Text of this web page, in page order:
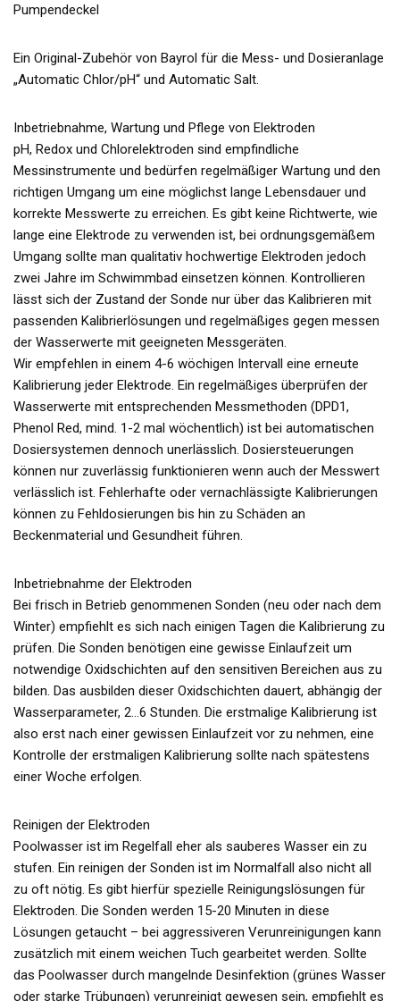
Pumpendeckel
Ein Original-Zubehör von Bayrol für die Mess- und Dosieranlage
„Automatic Chlor/pH“ und Automatic Salt.
Inbetriebnahme, Wartung und Pflege von Elektroden
pH, Redox und Chlorelektroden sind empfindliche
Messinstrumente und bedürfen regelmäßiger Wartung und den
richtigen Umgang um eine möglichst lange Lebensdauer und
korrekte Messwerte zu erreichen. Es gibt keine Richtwerte, wie
lange eine Elektrode zu verwenden ist, bei ordnungsgemäßem
Umgang sollte man qualitativ hochwertige Elektroden jedoch
zwei Jahre im Schwimmbad einsetzen können. Kontrollieren
lässt sich der Zustand der Sonde nur über das Kalibrieren mit
passenden Kalibrierlösungen und regelmäßiges gegen messen
der Wasserwerte mit geeigneten Messgeräten.
Wir empfehlen in einem 4-6 wöchigen Intervall eine erneute
Kalibrierung jeder Elektrode. Ein regelmäßiges überprüfen der
Wasserwerte mit entsprechenden Messmethoden (DPD1,
Phenol Red, mind. 1-2 mal wöchentlich) ist bei automatischen
Dosiersystemen dennoch unerlässlich. Dosiersteuerungen
können nur zuverlässig funktionieren wenn auch der Messwert
verlässlich ist. Fehlerhafte oder vernachlässigte Kalibrierungen
können zu Fehldosierungen bis hin zu Schäden an
Beckenmaterial und Gesundheit führen.
Inbetriebnahme der Elektroden
Bei frisch in Betrieb genommenen Sonden (neu oder nach dem
Winter) empfiehlt es sich nach einigen Tagen die Kalibrierung zu
prüfen. Die Sonden benötigen eine gewisse Einlaufzeit um
notwendige Oxidschichten auf den sensitiven Bereichen aus zu
bilden. Das ausbilden dieser Oxidschichten dauert, abhängig der
Wasserparameter, 2…6 Stunden. Die erstmalige Kalibrierung ist
also erst nach einer gewissen Einlaufzeit vor zu nehmen, eine
Kontrolle der erstmaligen Kalibrierung sollte nach spätestens
einer Woche erfolgen.
Reinigen der Elektroden
Poolwasser ist im Regelfall eher als sauberes Wasser ein zu
stufen. Ein reinigen der Sonden ist im Normalfall also nicht all
zu oft nötig. Es gibt hierfür spezielle Reinigungslösungen für
Elektroden. Die Sonden werden 15-20 Minuten in diese
Lösungen getaucht – bei aggressiveren Verunreinigungen kann
zusätzlich mit einem weichen Tuch gearbeitet werden. Sollte
das Poolwasser durch mangelnde Desinfektion (grünes Wasser
oder starke Trübungen) verunreinigt gewesen sein, empfiehlt es